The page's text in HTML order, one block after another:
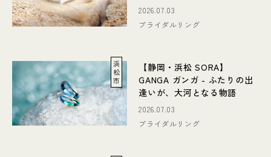
2026.07.03
ブライダルリング
浜
松
市
【静岡・浜松 SORA】
GANGA ガンガ - ふたりの出
逢いが、大河となる物語
2026.07.03
ブライダルリング